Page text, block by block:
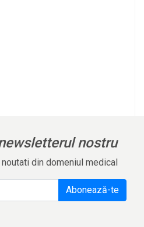
nostru
din domeniul medical
Abonează-te